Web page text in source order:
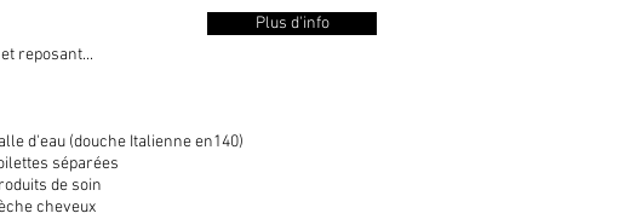
reposant...
Plus d'info
d'eau (douche Italienne en140)
séparées
de soin
cheveux​